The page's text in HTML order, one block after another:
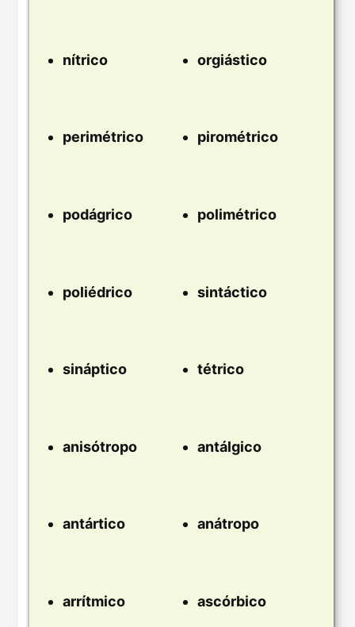
nítrico orgiástico
perimétrico pirométrico
podágrico polimétrico
poliédrico sintáctico
sináptico tétrico
anisótropo antálgico
antártico anátropo
arrítmico ascórbico